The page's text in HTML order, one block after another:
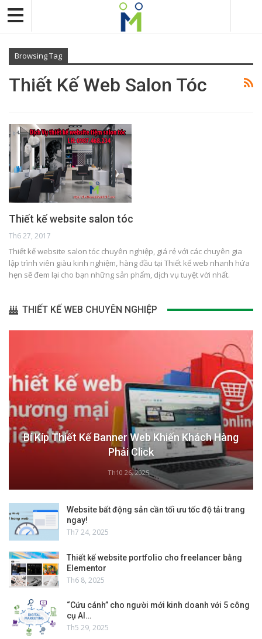
Browsing Tag
Thiết Kế Web Salon Tóc
Thiết kế website salon tóc
Th6 27, 2017
Thiết kế website salon tóc chuyên nghiệp, giá rẻ với các chuyên gia
lập trình viên giàu kinh nghiệm, hàng đầu tại Thiết kế web nhanh hứa
hẹn sẽ đem lại cho bạn những sản phẩm, dịch vụ tuyệt vời nhất.
THIẾT KẾ WEB CHUYÊN NGHIỆP
Bí Kíp Thiết Kế Banner Web Khiến Khách Hàng
Phải Click
Th10 26, 2025
Website bất động sản cần tối ưu tốc độ tải trang
ngay!
Th7 24, 2025
Thiết kế website portfolio cho freelancer bằng
Elementor
Th6 8, 2025
“Cứu cánh” cho người mới kinh doanh với 5 công
cụ AI…
Th5 29, 2025